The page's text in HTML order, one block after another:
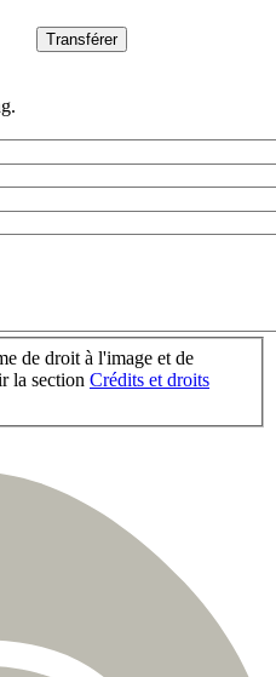
de droit à l'image et de
la section Crédits et droits